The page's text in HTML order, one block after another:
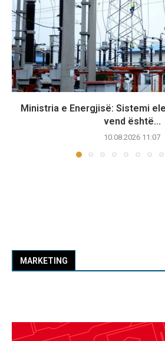
Ministria e Energjisë: Sistemi
vend është...
10.08.2026 11:07
MARKETING